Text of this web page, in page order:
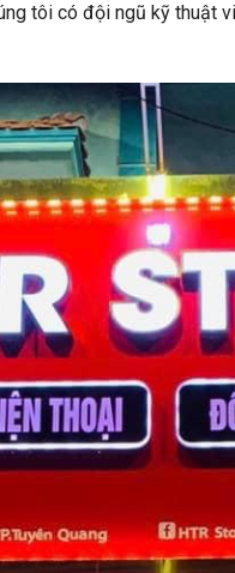
tôi có đội ngũ kỹ thuật